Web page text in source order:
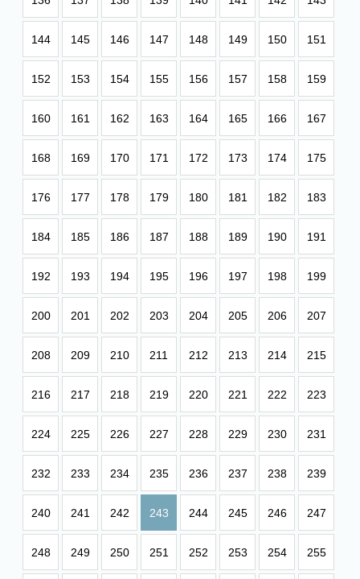
144 145 146 147 148 149 150 151
152 153 154 155 156 157 158 159
160 161 162 163 164 165 166 167
168 169 170 171 172 173 174 175
176 177 178 179 180 181 182 183
184 185 186 187 188 189 190 191
192 193 194 195 196 197 198 199
200 201 202 203 204 205 206 207
208 209 210 211 212 213 214 215
216 217 218 219 220 221 222 223
224 225 226 227 228 229 230 231
232 233 234 235 236 237 238 239
240 241 242 243 244 245 246 247
248 249 250 251 252 253 254 255